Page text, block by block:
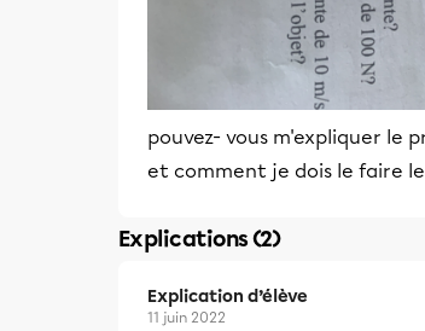
pouvez- vous m'expliquer le
et comment je dois le faire
Explications (2)
Explication d’élève
11 juin 2022